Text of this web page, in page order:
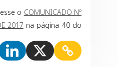
o COMUNICADO Nº
2017 na página 40 do